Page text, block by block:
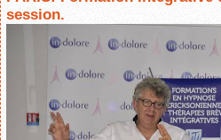
session.